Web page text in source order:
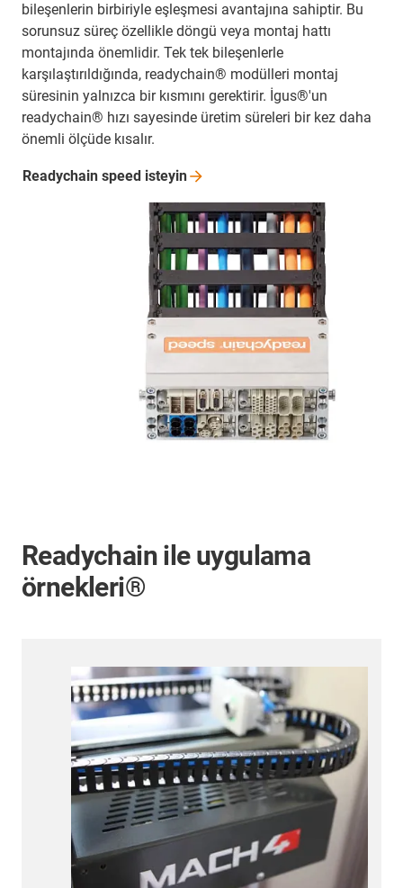
bileşenlerin birbiriyle eşleşmesi avantajına sahiptir. Bu
sorunsuz süreç özellikle döngü veya montaj hattı
montajında önemlidir. Tek tek bileşenlerle
karşılaştırıldığında, readychain® modülleri montaj
süresinin yalnızca bir kısmını gerektirir. İgus®'un
readychain® hızı sayesinde üretim süreleri bir kez daha
önemli ölçüde kısalır.
Readychain speed isteyin
Readychain ile uygulama
örnekleri®